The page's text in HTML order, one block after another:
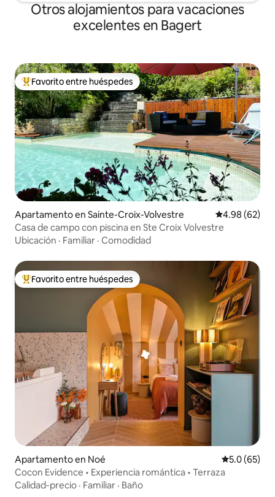
Otros alojamientos para vacaciones
excelentes en Bagert
Favorito entre huéspedes preferido
Favorito entre huéspedes
Apartamento en Sainte-Croix-Volvestre Calificación
4.98 (62)
Casa de campo con piscina en Ste Croix Volvestre
Ubicación · Familiar · Comodidad
Favorito entre huéspedes preferido
Favorito entre huéspedes
Apartamento en Noé Calificación
5.0 (65)
Cocon Evidence • Experiencia romántica • Terraza
Calidad-precio · Familiar · Baño